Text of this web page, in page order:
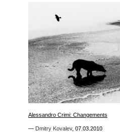
Alessandro Crimi: Changements
— Dmitry Kovalev, 07.03.2010
1
Alessandro Crimi: Changements
— Dmitry Kovalev, 07.03.2010